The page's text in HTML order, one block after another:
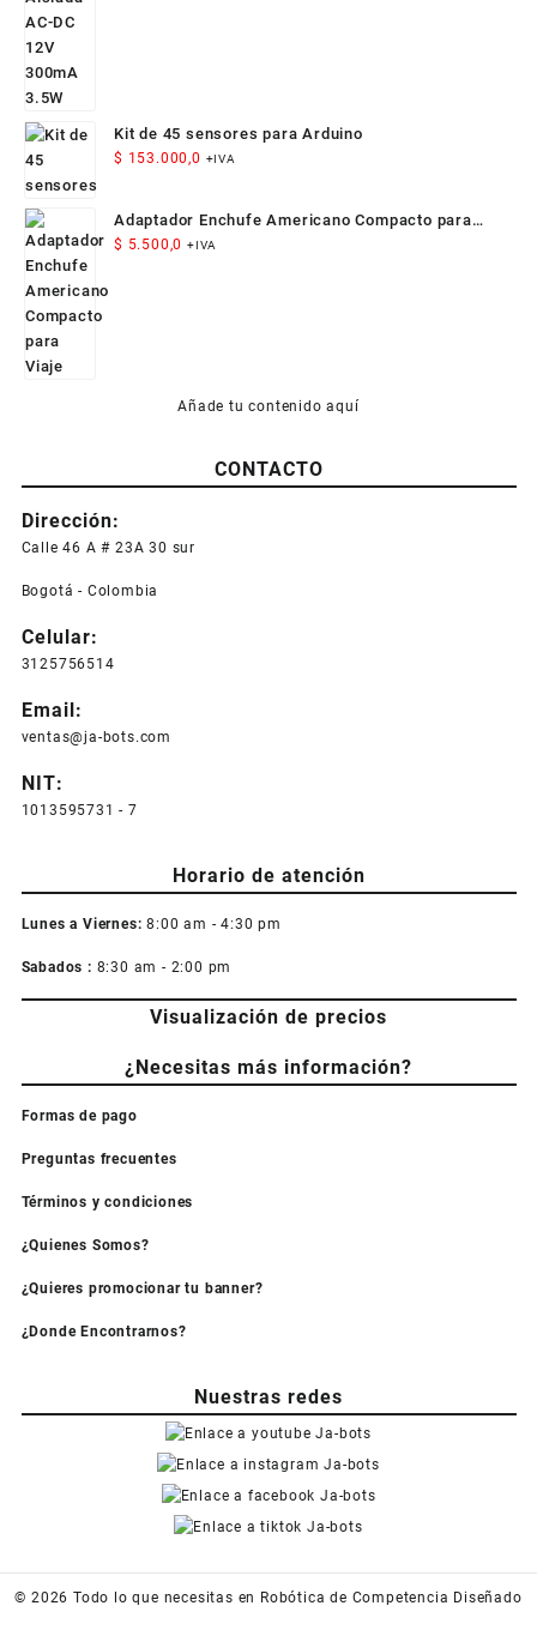
Kit de 45 sensores para Arduino
$ 153.000,0 +IVA
Adaptador Enchufe Americano Compacto para
Viaje
$ 5.500,0 +IVA
Añade tu contenido aquí
CONTACTO
Dirección:
Calle 46 A # 23A 30 sur
Bogotá - Colombia
Celular:
3125756514
Email:
ventas@ja-bots.com
NIT:
1013595731 - 7
Horario de atención
Lunes a Viernes: 8:00 am - 4:30 pm
Sabados : 8:30 am - 2:00 pm
Visualización de precios
¿Necesitas más información?
Formas de pago
Preguntas frecuentes
Términos y condiciones
¿Quienes Somos?
¿Quieres promocionar tu banner?
¿Donde Encontrarnos?
Nuestras redes
© 2026 Todo lo que necesitas en Robótica de Competencia Diseñado